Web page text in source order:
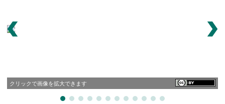
クリックで画像を拡大できます